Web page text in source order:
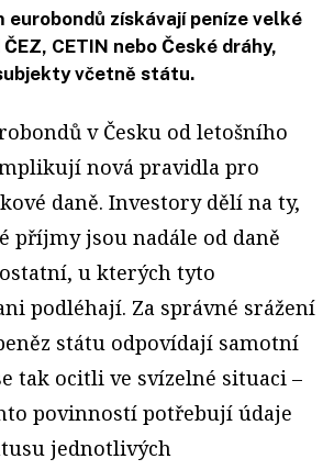
získávají peníze velké
CETIN nebo České dráhy,
včetně státu.
v Česku od letošního
nová pravidla pro
daně. Investory dělí na ty,
příjmy jsou nadále od daně
u kterých tyto
podléhají. Za správné srážení
státu odpovídají samotní
tak ocitli ve svízelné situaci –
povinností potřebují údaje
jednotlivých